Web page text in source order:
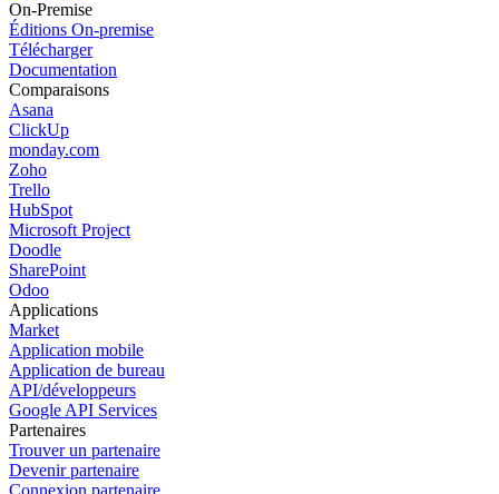
On-Premise
Éditions On-premise
Télécharger
Documentation
Comparaisons
Asana
ClickUp
monday.com
Zoho
Trello
HubSpot
Microsoft Project
Doodle
SharePoint
Odoo
Applications
Market
Application mobile
Application de bureau
API/développeurs
Google API Services
Partenaires
Trouver un partenaire
Devenir partenaire